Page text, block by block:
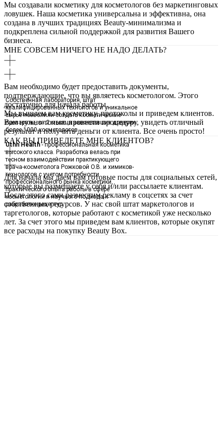
Собственная лаборатория, штат
квалифицированных технологов и уникальное
сырьё позволили создать косметические
препараты, за 2 месяца завоевавшие доверие
более 1000 косметологов.
Uthn Health- профессиональная косметика
высокого класса. Разработка велась при
тесном взаимодействии практикующего
врача-косметолога Рожковой О.В. и химиков-
технологов с учетом потребности
профессионального рынка косметики,
практического опыта работы в сфере
косметологии и научного подхода к
разработке рецептур.
Мы создавали косметику для косметологов без маркетинговых
ловушек. Наша косметика универсальна и эффективна, она
создана в лучших традициях Beauty-минимализма и
подкреплена сильной поддержкой для развития Вашего
бизнеса.
МНЕ СОВСЕМ НИЧЕГО НЕ НАДО ДЕЛАТЬ?
Вам необходимо будет предоставить документы,
подтверждающие, что вы являетесь косметологом. Этого
достаточно для начала работы.
Мы вышлем вам косметику, протоколы и приведем клиентов.
Вам нужно только провести процедуру, увидеть отличный
результат и получить деньги от клиента. Все очень просто!
КАК ВЫ ПРИВЕДЕТЕ МНЕ КЛИЕНТОВ?
Для начала мы даем вам готовые посты для социальных сетей,
которые вы размещаете у себя и/или рассылаете клиентам.
После этого сами разместим рекламу в соцсетях за счет
собственных ресурсов. У нас свой штат маркетологов и
таргетологов, которые работают с косметикой уже несколько
лет. За счет этого мы приведем вам клиентов, которые окупят
все расходы на покупку Beauty Box.